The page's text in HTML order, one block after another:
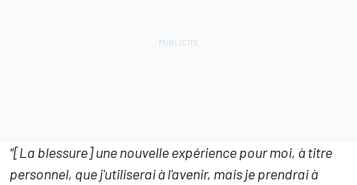
"[La blessure] une nouvelle expérience pour moi, à titre
personnel, que j'utiliserai à l'avenir, mais je prendrai à